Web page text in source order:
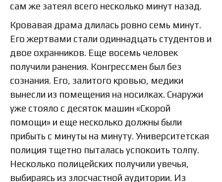
сам же затеял всего несколько минут назад.
Кровавая драма длилась ровно семь минут.
Его жертвами стали одиннадцать студентов и
двое охранников. Еще восемь человек
получили ранения. Конгрессмен был без
сознания. Его, залитого кровью, медики
вынесли из помещения на носилках. Снаружи
уже стояло с десяток машин «Скорой
помощи» и еще несколько должны были
прибыть с минуты на минуту. Университетская
полиция тщетно пыталась успокоить толпу.
Несколько полицейских получили увечья,
выбираясь из злосчастной аудитории. Из